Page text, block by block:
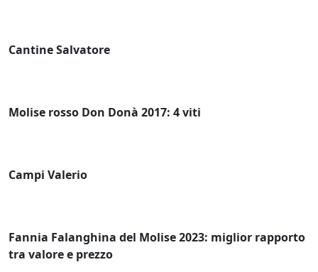
Cantine Salvatore
Molise rosso Don Donà 2017: 4 viti
Campi Valerio
Fannia Falanghina del Molise 2023: miglior rapporto
tra valore e prezzo